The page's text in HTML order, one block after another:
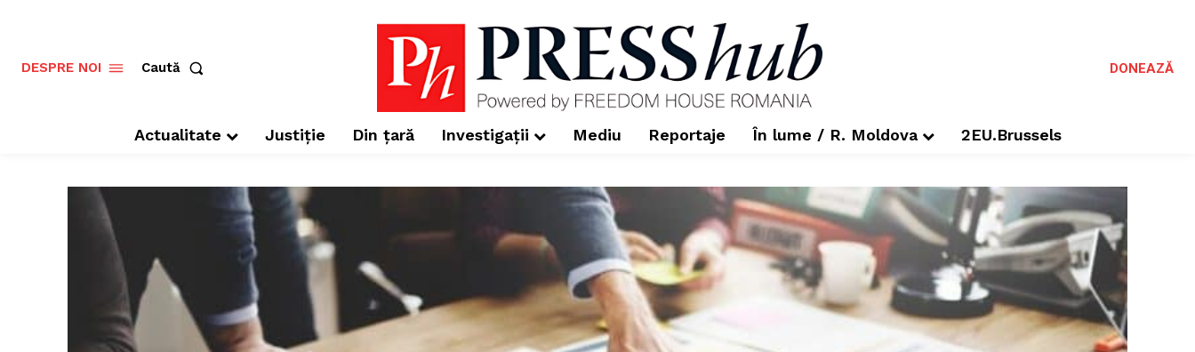
DESPRE NOI Caută DONEAZĂ
Actualitate Justiție Din țară Investigații Mediu Reportaje În lume / R. Moldova 2EU.Brussels